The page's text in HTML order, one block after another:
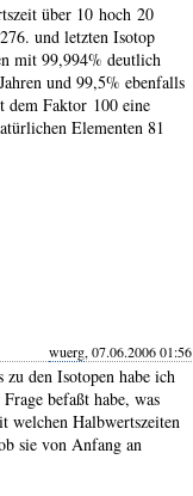
über 10 hoch 20
und letzten Isotop
mit 99,994% deutlich
und 99,5% eben­falls
dem Faktor 100 eine
Elementen 81
wuerg, 07.06.2006 01:56
den Isotopen habe ich
befaßt habe, was
welchen Halb­werts­zeiten
sie von Anfang an